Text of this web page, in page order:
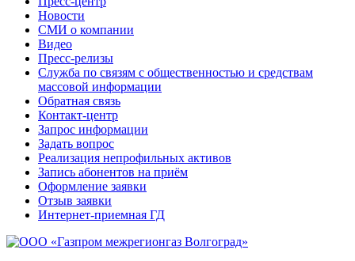
Новости
СМИ о компании
Видео
Пресс-релизы
Служба по связям с общественностью и средствам
массовой информации
Обратная связь
Контакт-центр
Запрос информации
Задать вопрос
Реализация непрофильных активов
Запись абонентов на приём
Оформление заявки
Отзыв заявки
Интернет-приемная ГД